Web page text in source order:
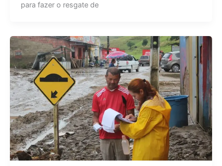
para fazer o resgate de